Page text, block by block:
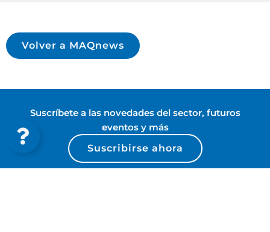
Volver a MAQnews
Suscríbete a las novedades del sector, futuros
eventos y más
Suscribirse ahora